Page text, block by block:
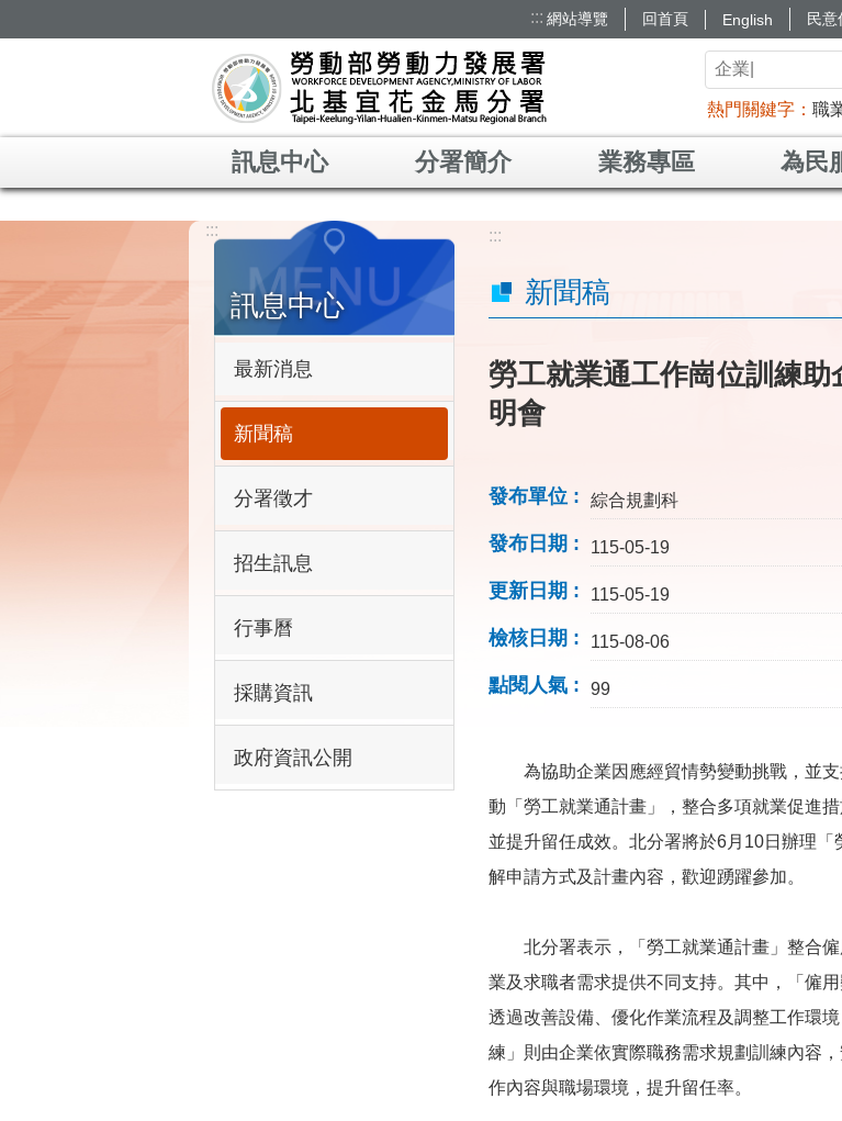
::: 網站導覽 回首頁 English 民意
熱門關鍵字 職
訊息中心 分署簡介 業務專區 為民
:::
訊息中心
最新消息
新聞稿
分署徵才
招生訊息
行事曆
採購資訊
政府資訊公開
:::
新聞稿
勞工就業通工作崗位訓練
明會
發布單位 綜合規劃科
發布日期 115-05-19
更新日期 115-05-19
檢核日期 115-08-06
點閱人氣 99
為協助企業因應經貿情勢變動挑戰，並支
動「勞工就業通計畫」，整合多項就業促進
並提升留任成效。北分署將於6月10日辦理
解申請方式及計畫內容，歡迎踴躍參加。
北分署表示，「勞工就業通計畫」整合僱
業及求職者需求提供不同支持。其中，「僱
透過改善設備、優化作業流程及調整工作環
練」則由企業依實際職務需求規劃訓練內容
作內容與職場環境，提升留任率。